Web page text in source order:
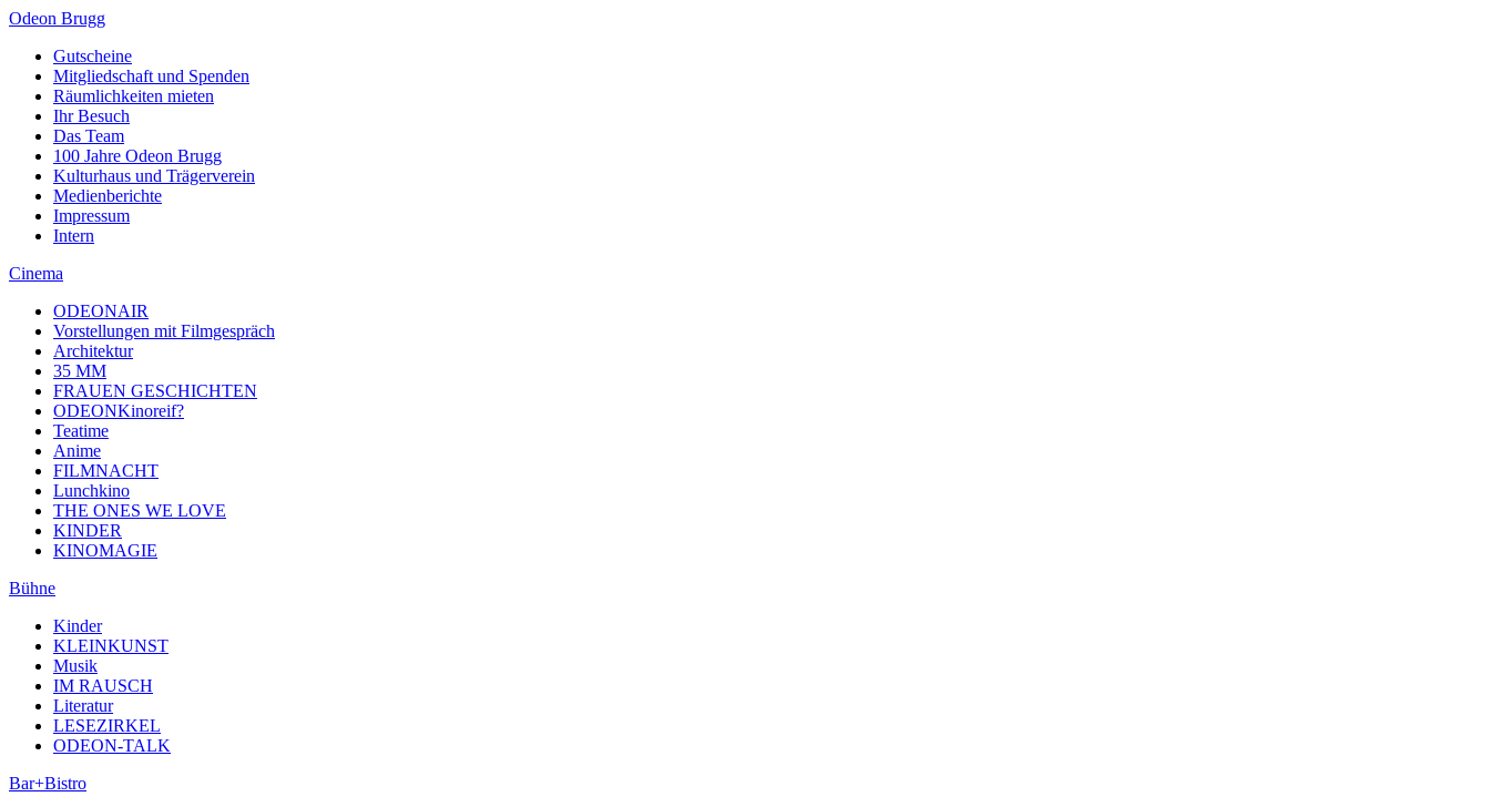
Odeon Brugg
Gutscheine
Mitgliedschaft und Spenden
Räumlichkeiten mieten
Ihr Besuch
Das Team
100 Jahre Odeon Brugg
Kulturhaus und Trägerverein
Medienberichte
Impressum
Intern
Cinema
ODEONAIR
Vorstellungen mit Filmgespräch
Architektur
35 MM
FRAUEN GESCHICHTEN
ODEONKinoreif?
Teatime
Anime
FILMNACHT
Lunchkino
THE ONES WE LOVE
KINDER
KINOMAGIE
Bühne
Kinder
KLEINKUNST
Musik
IM RAUSCH
Literatur
LESEZIRKEL
ODEON-TALK
Bar+Bistro